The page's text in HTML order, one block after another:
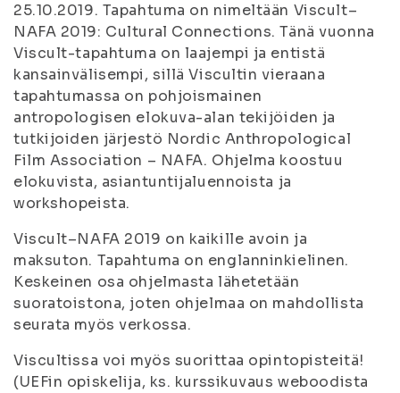
25.10.2019. Tapahtuma on nimeltään Viscult–
NAFA 2019: Cultural Connections. Tänä vuonna
Viscult-tapahtuma on laajempi ja entistä
kansainvälisempi, sillä Viscultin vieraana
tapahtumassa on pohjoismainen
antropologisen elokuva-alan tekijöiden ja
tutkijoiden järjestö Nordic Anthropological
Film Association – NAFA. Ohjelma koostuu
elokuvista, asiantuntijaluennoista ja
workshopeista.
Viscult–NAFA 2019 on kaikille avoin ja
maksuton. Tapahtuma on englanninkielinen.
Keskeinen osa ohjelmasta lähetetään
suoratoistona, joten ohjelmaa on mahdollista
seurata myös verkossa.
Viscultissa voi myös suorittaa opintopisteitä!
(UEFin opiskelija, ks. kurssikuvaus weboodista